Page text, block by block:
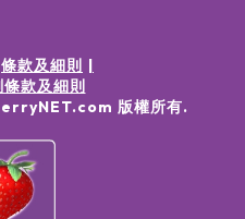
條款及細則
款及細則
版權所有.